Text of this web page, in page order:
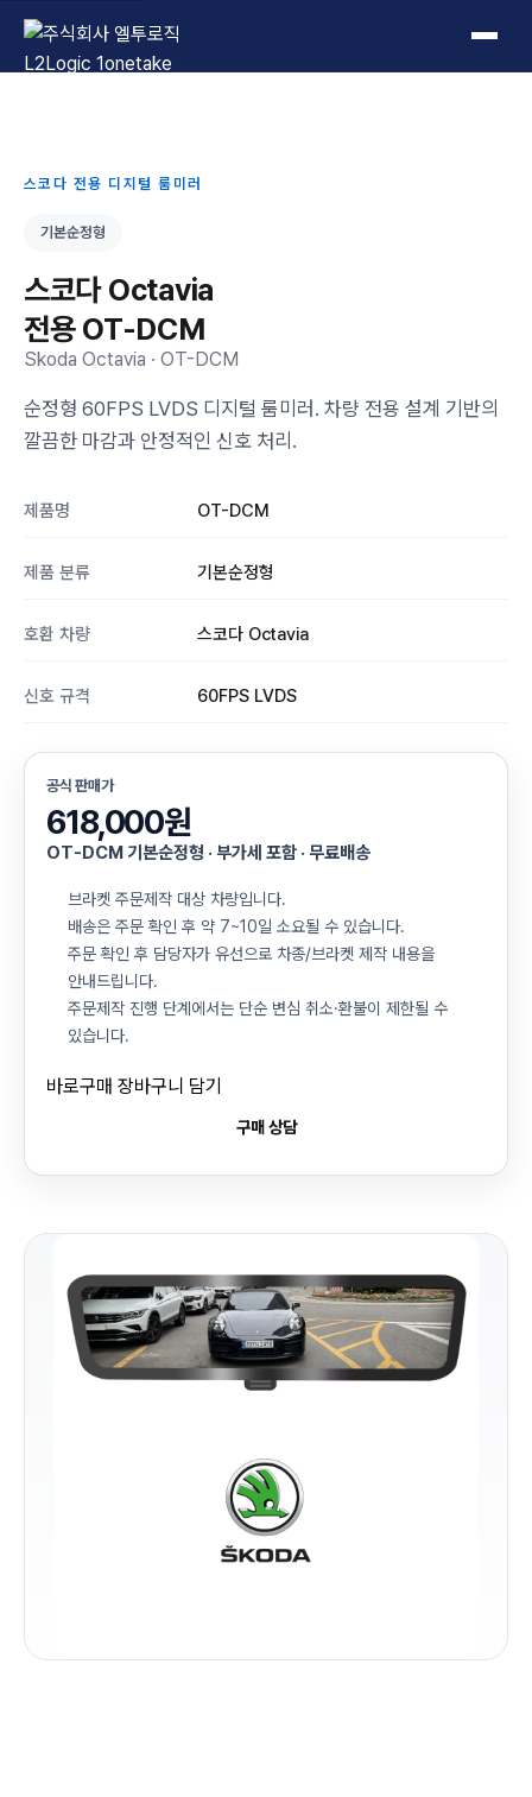
L2Logic 1onetake
스코다 전용 디지털 룸미러
기본순정형
스코다 Octavia
전용 OT-DCM
Skoda Octavia · OT-DCM
순정형 60FPS LVDS 디지털 룸미러. 차량 전용 설계 기반의
깔끔한 마감과 안정적인 신호 처리.
제품명 OT-DCM
제품 분류 기본순정형
호환 차량 스코다 Octavia
신호 규격 60FPS LVDS
공식 판매가
618,000원
OT-DCM 기본순정형 · 부가세 포함 · 무료배송
브라켓 주문제작 대상 차량입니다.
배송은 주문 확인 후 약 7~10일 소요될 수 있습니다.
주문 확인 후 담당자가 유선으로 차종/브라켓 제작 내용을
안내드립니다.
주문제작 진행 단계에서는 단순 변심 취소·환불이 제한될 수
있습니다.
바로구매 장바구니 담기
구매 상담